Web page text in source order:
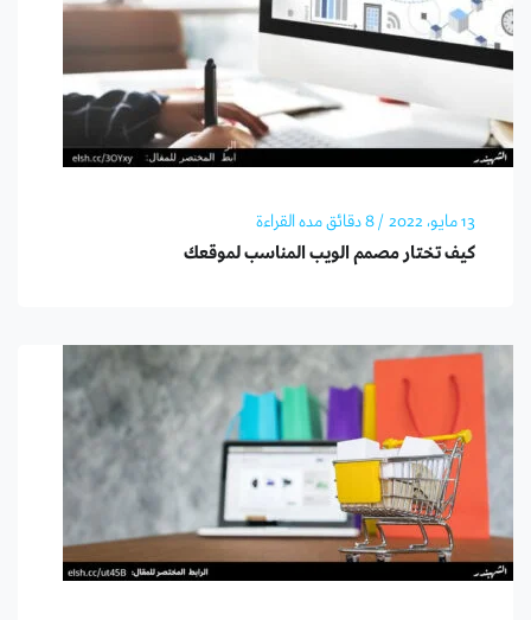
13 مايو، 2022 / 8 دقائق مده القراءة
كيف تختار مصمم الويب المناسب لموقعك